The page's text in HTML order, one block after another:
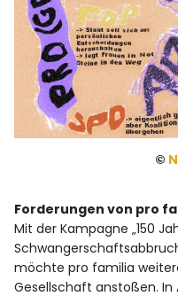
©
Forderungen von pro
Mit der Kampagne „150
möchte pro familia
Gesellschaft anstoßen.